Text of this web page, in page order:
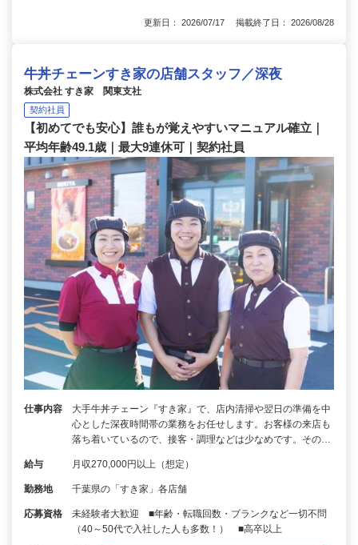
更新日： 2026/07/17 掲載終了日： 2026/08/28
牛丼チェーンすき家の店舗スタッフ／深夜
株式会社 すき家 関東支社
契約社員
【初めてでも安心】誰もが覚えやすいマニュアル確立｜
平均年齢49.1歳｜最大9連休可｜契約社員
仕事内容
大手牛丼チェーン『すき家』で、店内清掃や翌日の準備を中
心とした深夜時間帯の業務をお任せします。お客様の来店も
落ち着いているので、接客・調理などは少なめです。その…
給与 月収270,000円以上（想定）
勤務地 千葉県の「すき家」各店舗
応募資格
未経験者大歓迎 ■年齢・転職回数・ブランクなど一切不問
（40～50代で入社した人も多数！） ■高卒以上